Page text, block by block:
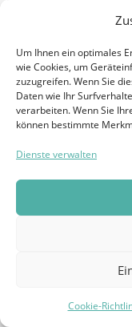
Um Ihnen ein optimales
wie Cookies, um
zuzugreifen. Wenn Sie
Daten wie Ihr
verarbeiten. Wenn Sie
können bestimmte
Dienste verwalten
Cookie-
Local SEO –
wissen
18. MAI 2015
KEYWORDS